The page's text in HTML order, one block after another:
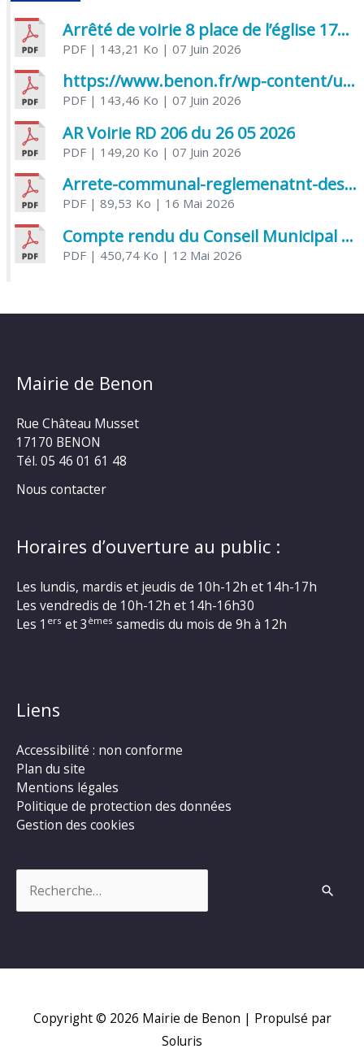
Arrêté de voirie 8 place de l’église 17170 Benon
PDF| 143,21 Ko | 07 Juin 2026
https://www.benon.fr/wp-content/uploads/2026/06/AR-Voirie-Chemin-de-Lafond-du-26-05-2026.pdf
PDF| 143,46 Ko | 07 Juin 2026
AR Voirie RD 206 du 26 05 2026
PDF| 149,20 Ko | 07 Juin 2026
Arrete-communal-reglemenatnt-des-bruits-de-voisinage-et-des-activites-bruyantes
PDF| 89,53 Ko | 16 Mai 2026
Compte rendu du Conseil Municipal du 06 mai 2026
PDF| 450,74 Ko | 12 Mai 2026
Mairie de Benon
Rue Château Musset
17170 BENON
Tél. 05 46 01 61 48
Nous contacter
Horaires d’ouverture au public :
Les lundis, mardis et jeudis de 10h-12h et 14h-17h
Les vendredis de 10h-12h et 14h-16h30
Les 1 ers et 3 èmes samedis du mois de 9h à 12h
Liens
Accessibilité : non conforme
Plan du site
Mentions légales
Politique de protection des données
Gestion des cookies
Copyright © 2026 Mairie de Benon | Propulsé par
Soluris